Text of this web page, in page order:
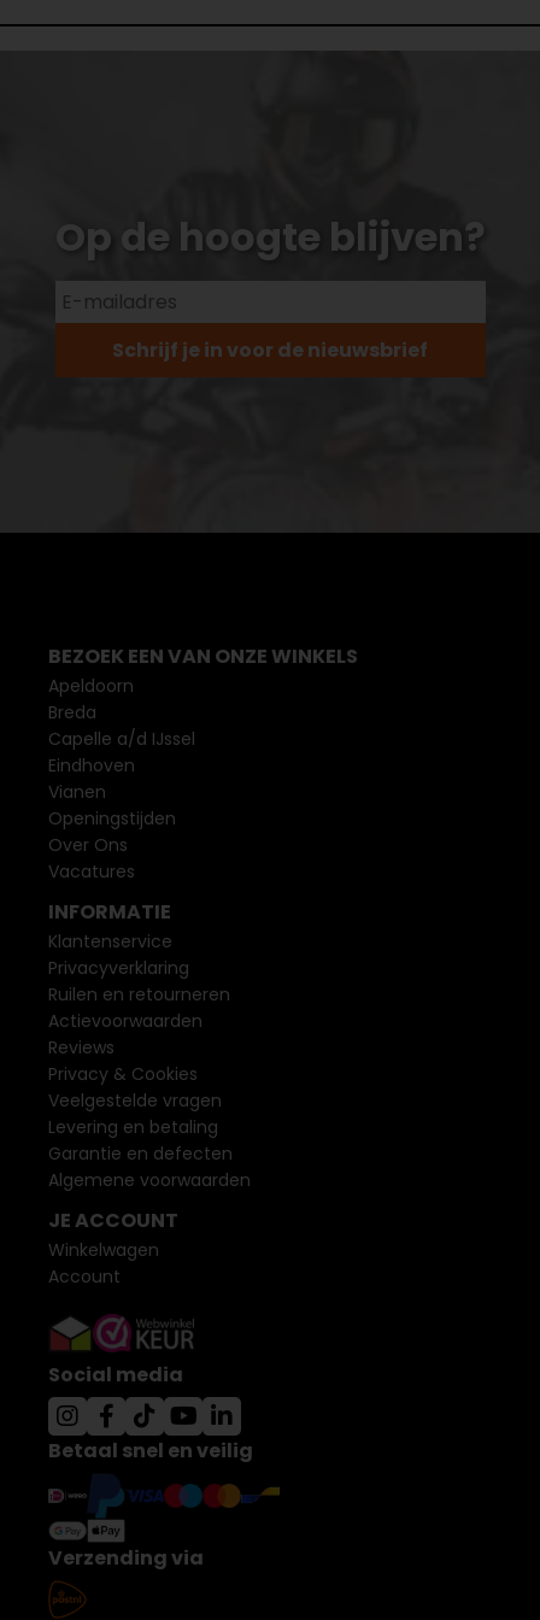
Op de hoogte blijven?
Schrijf je in voor de nieuwsbrief
BEZOEK EEN VAN ONZE WINKELS
Apeldoorn
Breda
Capelle a/d IJssel
Eindhoven
Vianen
Openingstijden
Over Ons
Vacatures
INFORMATIE
Klantenservice
Privacyverklaring
Ruilen en retourneren
Actievoorwaarden
Reviews
Privacy & Cookies
Veelgestelde vragen
Levering en betaling
Garantie en defecten
Algemene voorwaarden
JE ACCOUNT
Winkelwagen
Account
Social media
Betaal snel en veilig
Verzending via